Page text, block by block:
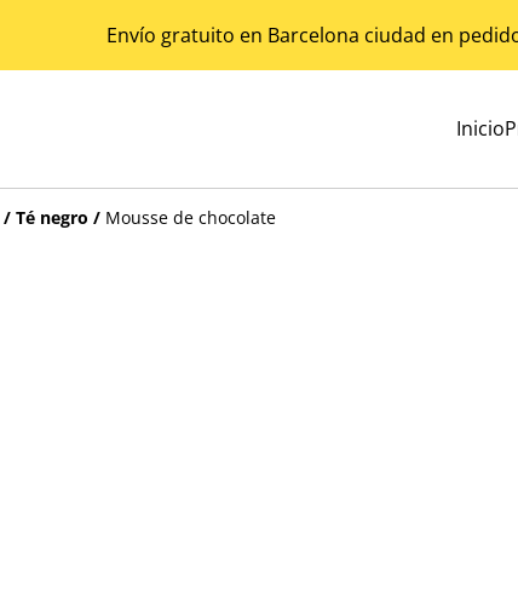
Envío gratuito en Barcelona ciudad en
Inicio
/ Té negro / Mousse de chocolate